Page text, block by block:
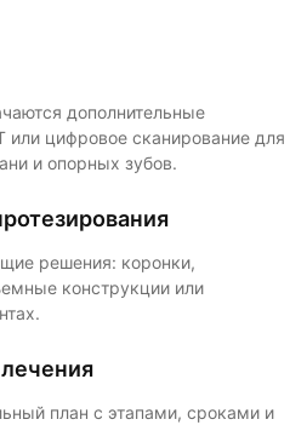
дополнительные
или цифровое сканирование для
и опорных зубов.
решения: коронки,
конструкции или
план с этапами, сроками и